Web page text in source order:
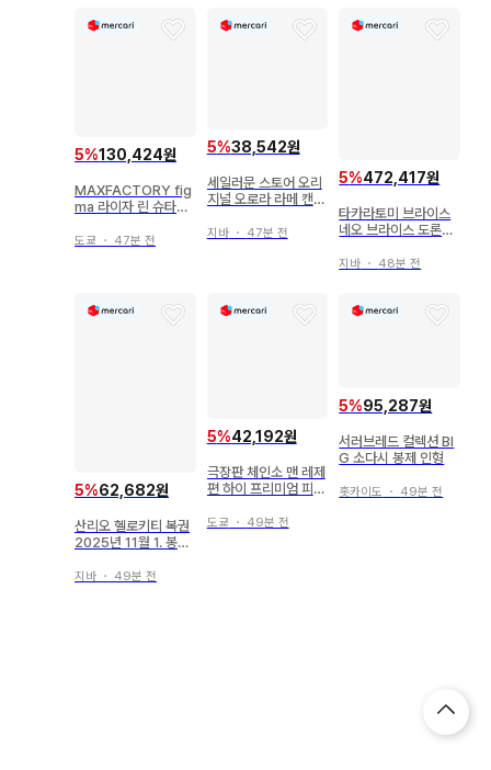
5%130,424원
MAXFACTORY fig
ma 라이자 린 슈타우
도쿄 ・ 47분 전
5%38,542원
세일러문 스토어 오리
지널 오로라 라메 캔뱃
퍼 세일러 치비문
지바・ 47분 전
5%472,417원
타카라토미 브라이스
네오 브라이스 도론조
지바 ・ 48분 전
5%62,682원
산리오 헬로키티 복권
2025년 11월 1. 봉제
지바 ・ 49분 전
5%42,192원
극장판 체인소 맨 레제
편 하이 프리미엄 피규
도쿄 ・ 49분 전
5%95,287원
서러브레드 컬렉션 BI
G 소다시 봉제 인형
홋카이도 ・ 49분 전